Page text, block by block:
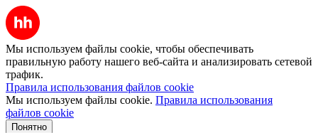
Мы используем файлы cookie, чтобы обеспечивать
правильную работу нашего веб-сайта и анализировать сетевой
трафик.
Правила использования файлов cookie
Мы используем файлы cookie. Правила использования
файлов cookie
Понятно